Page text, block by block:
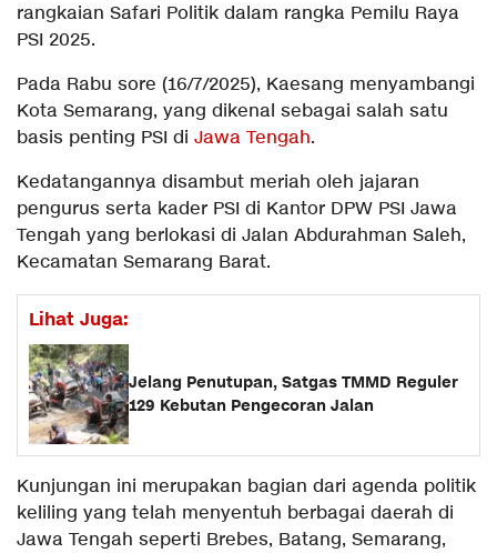
rangkaian Safari Politik dalam rangka Pemilu Raya
PSI 2025.
Pada Rabu sore (16/7/2025), Kaesang menyambangi
Kota Semarang, yang dikenal sebagai salah satu
basis penting PSI di Jawa Tengah.
Kedatangannya disambut meriah oleh jajaran
pengurus serta kader PSI di Kantor DPW PSI Jawa
Tengah yang berlokasi di Jalan Abdurahman Saleh,
Kecamatan Semarang Barat.
Lihat Juga:
Jelang Penutupan, Satgas TMMD Reguler
129 Kebutan Pengecoran Jalan
Kunjungan ini merupakan bagian dari agenda politik
keliling yang telah menyentuh berbagai daerah di
Jawa Tengah seperti Brebes, Batang, Semarang,